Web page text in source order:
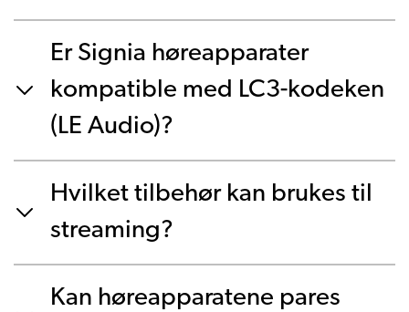
Er Signia høreapparater
kompatible med LC3-kodeken
(LE Audio)?
Hvilket tilbehør kan brukes til
streaming?
Kan høreapparatene pares